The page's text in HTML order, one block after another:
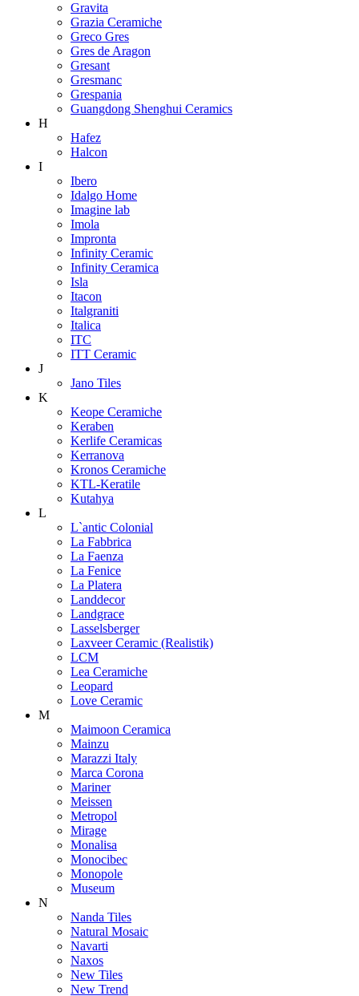
Gravita
Grazia Ceramiche
Greco Gres
Gres de Aragon
Gresant
Gresmanc
Grespania
Guangdong Shenghui Ceramics
H
Hafez
Halcon
I
Ibero
Idalgo Home
Imagine lab
Imola
Impronta
Infinity Ceramic
Infinity Ceramica
Isla
Itacon
Italgraniti
Italica
ITC
ITT Ceramic
J
Jano Tiles
K
Keope Ceramiche
Keraben
Kerlife Ceramicas
Kerranova
Kronos Ceramiche
KTL-Keratile
Kutahya
L
L`antic Colonial
La Fabbrica
La Faenza
La Fenice
La Platera
Landdecor
Landgrace
Lasselsberger
Laxveer Ceramic (Realistik)
LCM
Lea Ceramiche
Leopard
Love Ceramic
M
Maimoon Ceramica
Mainzu
Marazzi Italy
Marca Corona
Mariner
Meissen
Metropol
Mirage
Monalisa
Monocibec
Monopole
Museum
N
Nanda Tiles
Natural Mosaic
Navarti
Naxos
New Tiles
New Trend